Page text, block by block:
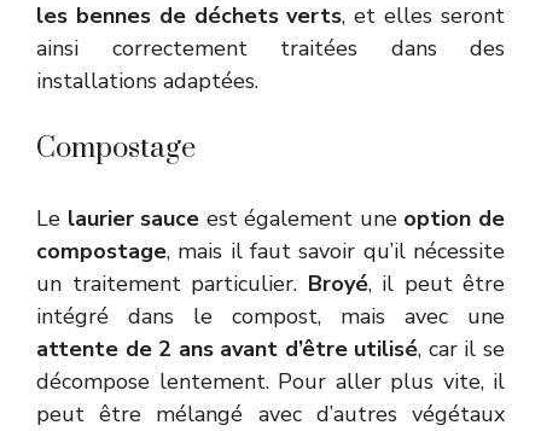
les bennes de déchets verts, et elles seront
ainsi correctement traitées dans des
installations adaptées.
Compostage
Le laurier sauce est également une option de
compostage, mais il faut savoir qu’il nécessite
un traitement particulier. Broyé, il peut être
intégré dans le compost, mais avec une
attente de 2 ans avant d’être utilisé, car il se
décompose lentement. Pour aller plus vite, il
peut être mélangé avec d’autres végétaux